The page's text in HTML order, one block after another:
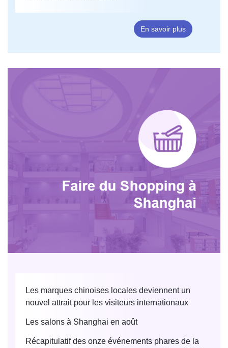
En savoir plus
Les marques chinoises locales deviennent un
nouvel attrait pour les visiteurs internationaux
Les salons à Shanghai en août
Récapitulatif des onze événements phares de la